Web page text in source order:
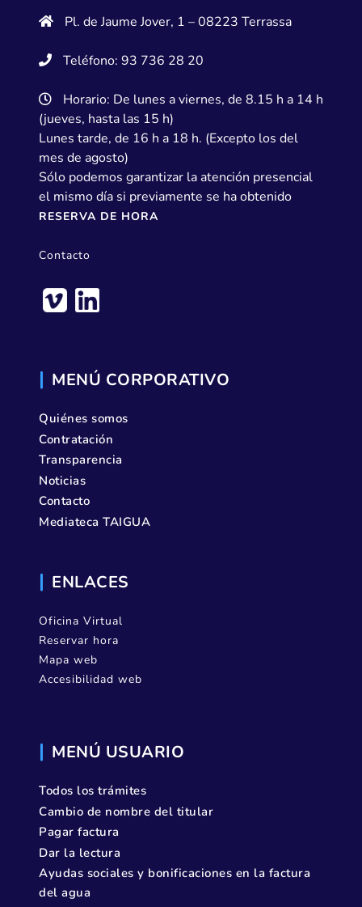
Pl. de Jaume Jover, 1 – 08223 Terrassa
Teléfono: 93 736 28 20
Horario: De lunes a viernes, de 8.15 h a 14 h
(jueves, hasta las 15 h)
Lunes tarde, de 16 h a 18 h. (Excepto los del
mes de agosto)
Sólo podemos garantizar la atención presencial
el mismo día si previamente se ha obtenido
RESERVA DE HORA
Contacto
MENÚ CORPORATIVO
Quiénes somos
Contratación
Transparencia
Noticias
Contacto
Mediateca TAIGUA
ENLACES
Oficina Virtual
Reservar hora
Mapa web
Accesibilidad web
MENÚ USUARIO
Todos los trámites
Cambio de nombre del titular
Pagar factura
Dar la lectura
Ayudas sociales y bonificaciones en la factura
del agua